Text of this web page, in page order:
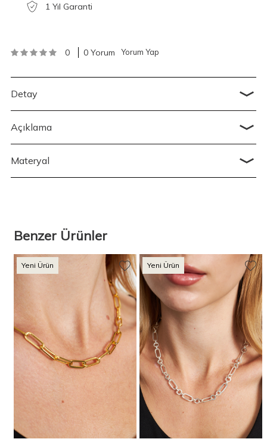
1 Yıl Garanti
0 0 Yorum Yorum Yap
Detay
Açıklama
Materyal
Benzer Ürünler
Yeni Ürün Yeni Ürün